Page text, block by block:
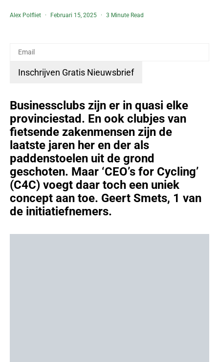
Alex Polfliet Februari 15, 2025 3 Minute Read
Businessclubs zijn er in quasi elke
provinciestad. En ook clubjes van
fietsende zakenmensen zijn de
laatste jaren her en der als
paddenstoelen uit de grond
geschoten. Maar ‘CEO’s for Cycling’
(C4C) voegt daar toch een uniek
concept aan toe. Geert Smets, 1 van
de initiatiefnemers.